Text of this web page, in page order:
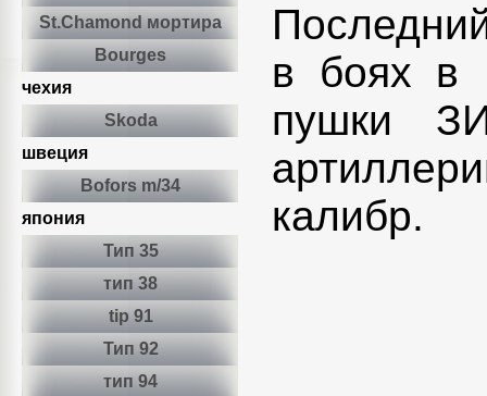
St.Chamond мортира
Bourges
чехия
Skoda
швеция
Bofors m/34
япония
Тип 35
тип 38
tip 91
Тип 92
тип 94
в боях в
пушки
калибр.